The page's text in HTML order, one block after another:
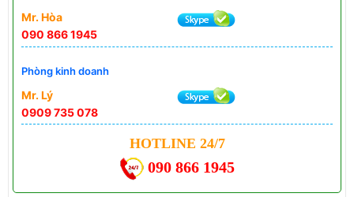
Mr. Hòa
090 866 1945
Phòng kinh doanh
Mr. Lý
0909 735 078
HOTLINE 24/7
090 866 1945